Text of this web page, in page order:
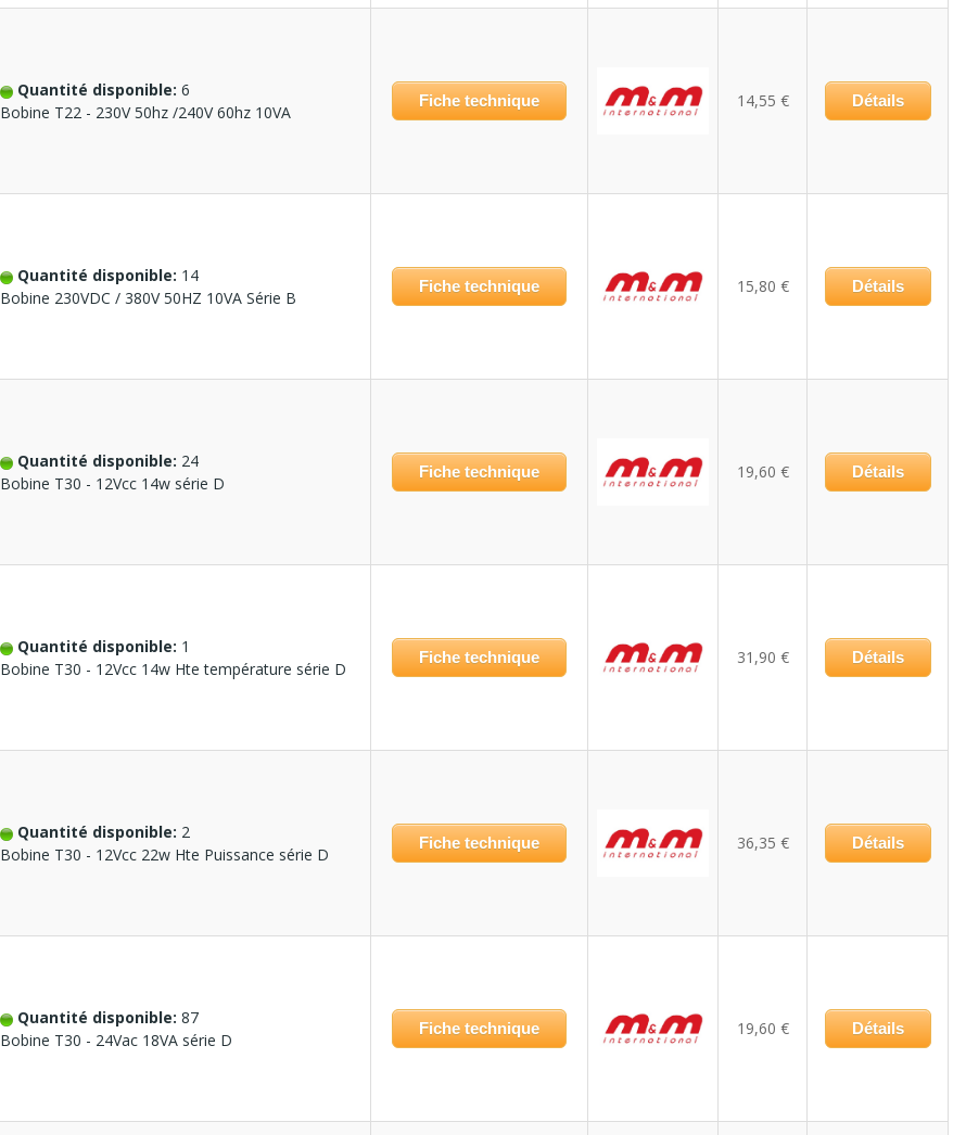
Quantité disponible: 6
Bobine T22 - 230V 50hz /240V 60hz 10VA
Fiche technique 14,55 € Détails
Quantité disponible: 14
Bobine 230VDC / 380V 50HZ 10VA Série B
Fiche technique 15,80 € Détails
Quantité disponible: 24
Bobine T30 - 12Vcc 14w série D
Fiche technique 19,60 € Détails
Quantité disponible: 1
Bobine T30 - 12Vcc 14w Hte température série D
Fiche technique 31,90 € Détails
Quantité disponible: 2
Bobine T30 - 12Vcc 22w Hte Puissance série D
Fiche technique 36,35 € Détails
Quantité disponible: 87
Bobine T30 - 24Vac 18VA série D
Fiche technique 19,60 € Détails